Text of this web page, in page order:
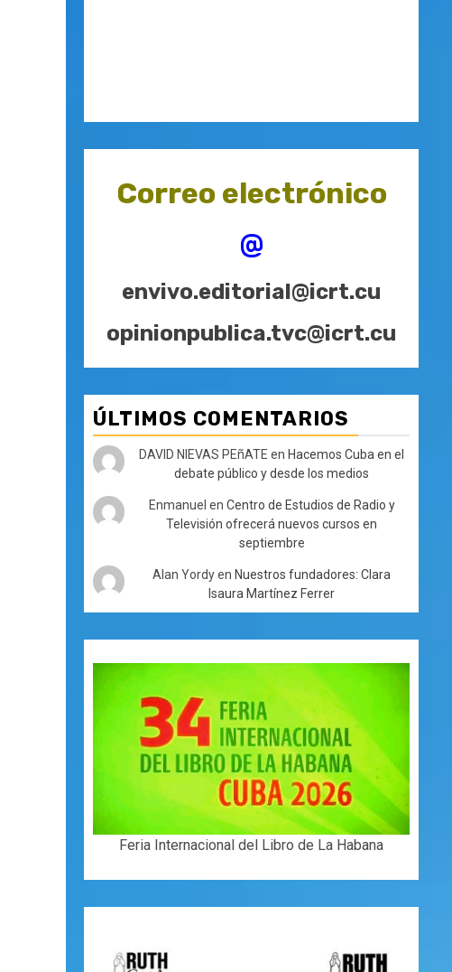
Correo electrónico
@
envivo.editorial@icrt.cu
opinionpublica.tvc@icrt.cu
ÚLTIMOS COMENTARIOS
DAVID NIEVAS PEñATE en Hacemos Cuba en el
debate público y desde los medios
Enmanuel en Centro de Estudios de Radio y
Televisión ofrecerá nuevos cursos en
septiembre
Alan Yordyen Nuestros fundadores: Clara
Isaura Martínez Ferrer
Feria Internacional del Libro de La Habana